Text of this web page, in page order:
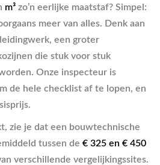
m³ zo’n eerlijke maatstaf? Simpel:
meer van alles. Denk aan
een groter
die stuk voor stuk
Onze inspecteur is
de hele checklist af te lopen, en
zie je dat een bouwtechnische
tussen de € 325 en € 450
verschillende vergelijkingssites.